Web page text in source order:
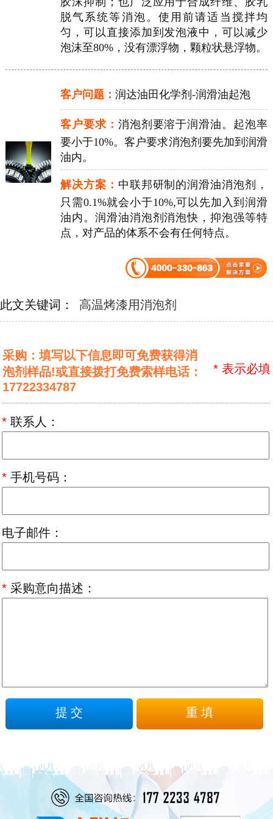
脱气系统等消泡。使用前请适当搅拌均
匀，可以直接添加到发泡液中，可以减少
泡沫至80%，没有漂浮物，颗粒状悬浮物。
客户问题： 润达油田化学剂-润滑油起泡
客户要求： 消泡剂要溶于润滑油。起泡率
要小于10%。客户要求消泡剂要先加到润滑
油内。
解决方案： 中联邦研制的润滑油消泡剂，
只需0.1%就会小于10%,可以先加入到润滑
油内。润滑油消泡剂消泡快，抑泡强等特
点，对产品的体系不会有任何特点。
此文关键词： 高温烤漆用消泡剂
* 表示必填
采购：填写以下信息即可免费获得消
泡剂样品!或直接拨打免费索样电话：
17722334787
* 联系人：
* 手机号码：
电子邮件：
* 采购意向描述：